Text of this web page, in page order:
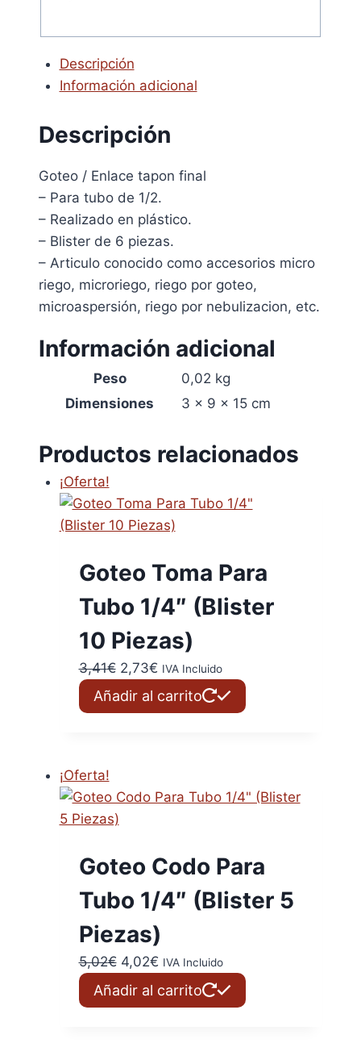
Descripción
Información adicional
Descripción
Goteo / Enlace tapon final
– Para tubo de 1/2.
– Realizado en plástico.
– Blister de 6 piezas.
– Articulo conocido como accesorios micro
riego, microriego, riego por goteo,
microaspersión, riego por nebulizacion, etc.
Información adicional
Peso
0,02 kg
Dimensiones
3 × 9 × 15 cm
Productos relacionados
¡Oferta!
Goteo Toma Para
Tubo 1/4″ (Blister
10 Piezas)
3,41€ El
precio
original
2,73€El
precio
actual
IVA Incluido
Añadir al carrito
¡Oferta!
Goteo Codo Para
Tubo 1/4″ (Blister 5
Piezas)
5,02€ El
precio
original
4,02€El
precio
actual
IVA Incluido
Añadir al carrito